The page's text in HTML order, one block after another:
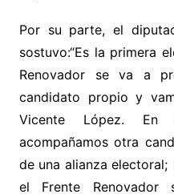
Por su parte, el
sostuvo:“Es la primera
Renovador se va a
candidato propio y
Vicente López. En
acompañamos otra
de una alianza
el Frente